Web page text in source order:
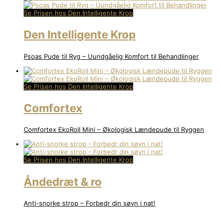
Se Prisen hos Den Intelligente Krop
Den Intelligente Krop
Psoas Pude til Ryg – Uundgåelig Komfort til Behandlinger
Se Prisen hos Den Intelligente Krop
Comfortex
Comfortex EkoRoll Mini – Økologisk Lændepude til Ryggen
Se Prisen hos Den Intelligente Krop
Åndedræt & ro
Anti-snorke strop – Forbedr din søvn i nat!